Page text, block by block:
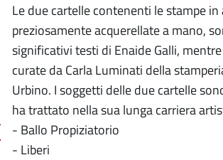
Le due cartelle contenenti le stampe
preziosamente acquerellate a mano,
significativi testi di Enaide Galli,
curate da Carla Luminati della
Urbino. I soggetti delle due cartelle
ha trattato nella sua lunga carriera
- Ballo Propiziatorio
- Liberi